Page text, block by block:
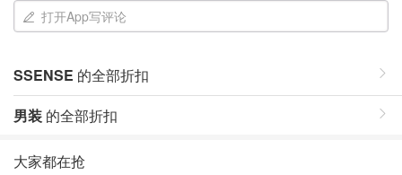
打开App写评论
SSENSE 的全部折扣
男装 的全部折扣
大家都在抢